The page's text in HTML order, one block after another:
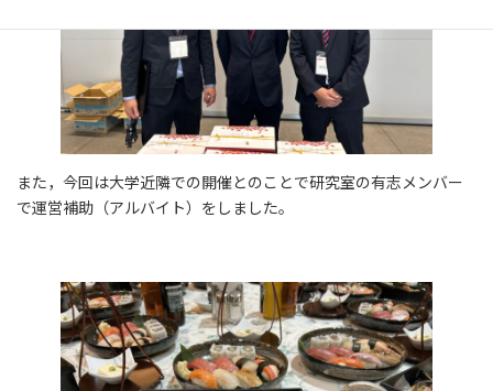
また，今回は大学近隣での開催とのことで研究室の有志メンバー
で運営補助（アルバイト）をしました。